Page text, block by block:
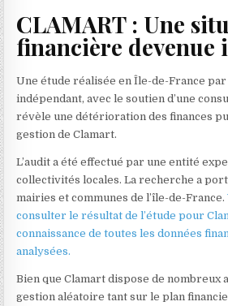
CLAMART : Une
financière devenue
Une étude réalisée en Île-de-France
indépendant, avec le soutien d’une
révèle une détérioration des finances
gestion de Clamart.
L’audit a été effectué par une entité
collectivités locales. La recherche a
mairies et communes de l’île-de-France.
consulter le résultat de l’étude pour
connaissance de toutes les données
analysées.
Bien que Clamart dispose de nombreux
gestion aléatoire tant sur le plan